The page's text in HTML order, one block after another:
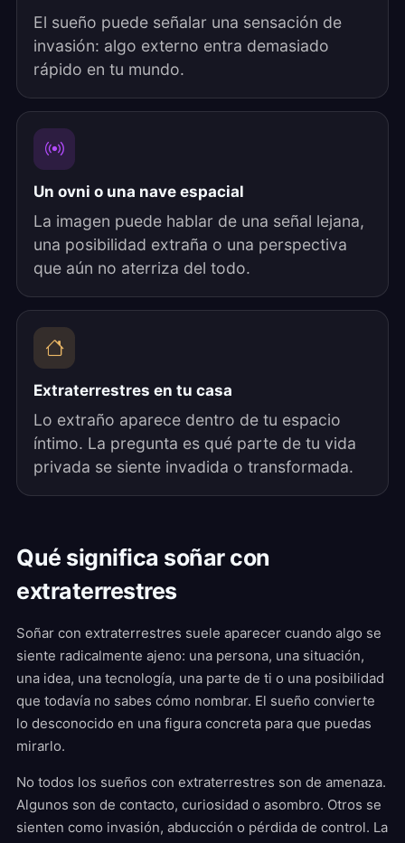
El sueño puede señalar una sensación de
invasión: algo externo entra demasiado
rápido en tu mundo.
Un ovni o una nave espacial
La imagen puede hablar de una señal lejana,
una posibilidad extraña o una perspectiva
que aún no aterriza del todo.
Extraterrestres en tu casa
Lo extraño aparece dentro de tu espacio
íntimo. La pregunta es qué parte de tu vida
privada se siente invadida o transformada.
Qué significa soñar con
extraterrestres
Soñar con extraterrestres suele aparecer cuando algo se
siente radicalmente ajeno: una persona, una situación,
una idea, una tecnología, una parte de ti o una posibilidad
que todavía no sabes cómo nombrar. El sueño convierte
lo desconocido en una figura concreta para que puedas
mirarlo.
No todos los sueños con extraterrestres son de amenaza.
Algunos son de contacto, curiosidad o asombro. Otros se
sienten como invasión, abducción o pérdida de control. La